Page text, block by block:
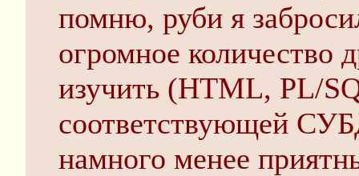
помню, руби я
огромное количество
изучить (HTML, PL/
соответствующей
намного менее